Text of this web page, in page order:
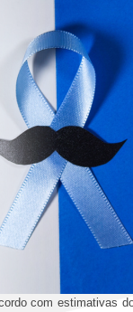
com estimativas